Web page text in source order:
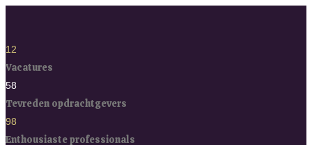
12
Vacatures
58
Tevreden opdrachtgevers
98
Enthousiaste professionals